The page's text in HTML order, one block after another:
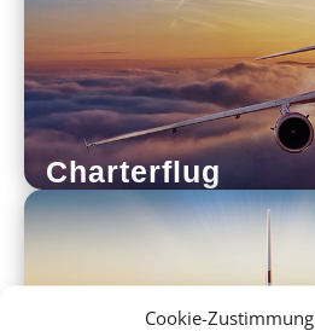
Cookie-Zustimmung
Charterflug